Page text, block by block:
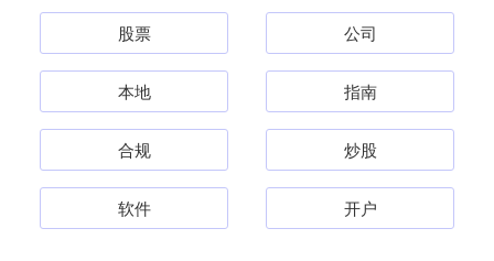
股票 公司
本地 指南
合规 炒股
软件 开户